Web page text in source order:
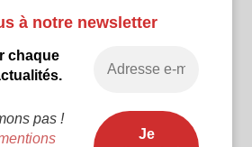
à notre newsletter
chaque
pas !